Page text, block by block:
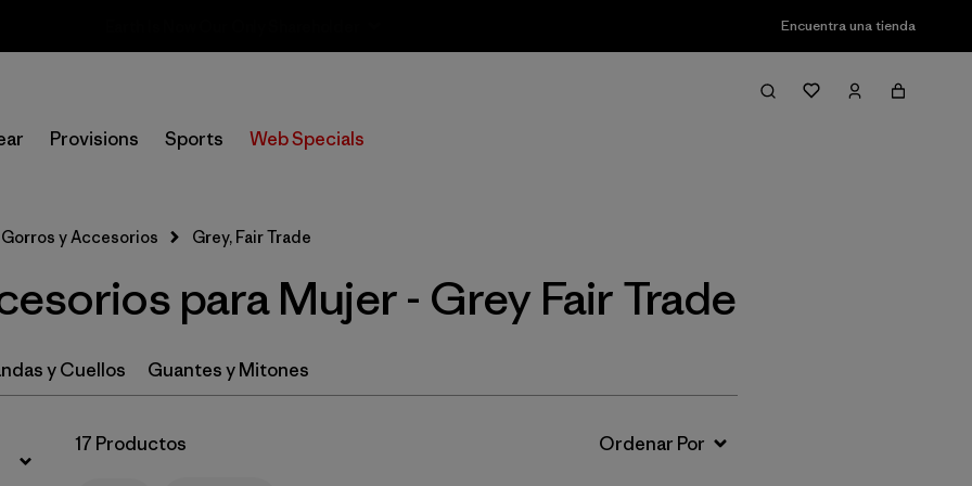
Encuentra una tienda
Provisions Sports Web Specials
Filter & Sort
Selecciona una tienda
Filtrar por
Category
Filtrar por
Price
Gorros y Accesorios Grey, Fair Trade
para Mujer - Grey Fair Trade
y Cuellos Guantes y Mitones
17 Productos